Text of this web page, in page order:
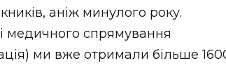
аніж минулого року.
медичного спрямування
ми вже отримали більше